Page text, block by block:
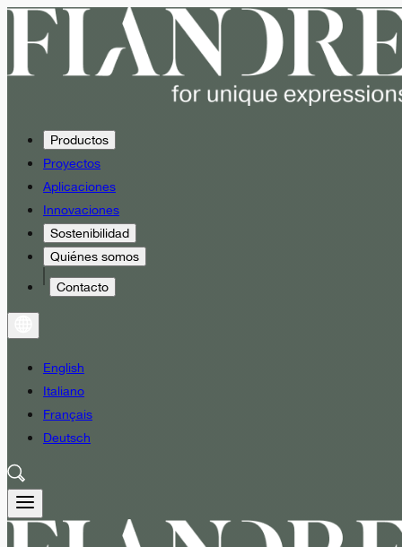
Productos
Proyectos
Aplicaciones
Innovaciones
Sostenibilidad
Quiénes somos
Contacto
English
Italiano
Français
Deutsch